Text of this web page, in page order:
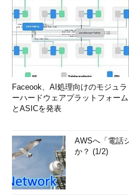
Faceook、AI処理向けのモジュラ
ーハードウェアプラットフォーム
とASICを発表
AWSへ「電話
か？ (1/2)